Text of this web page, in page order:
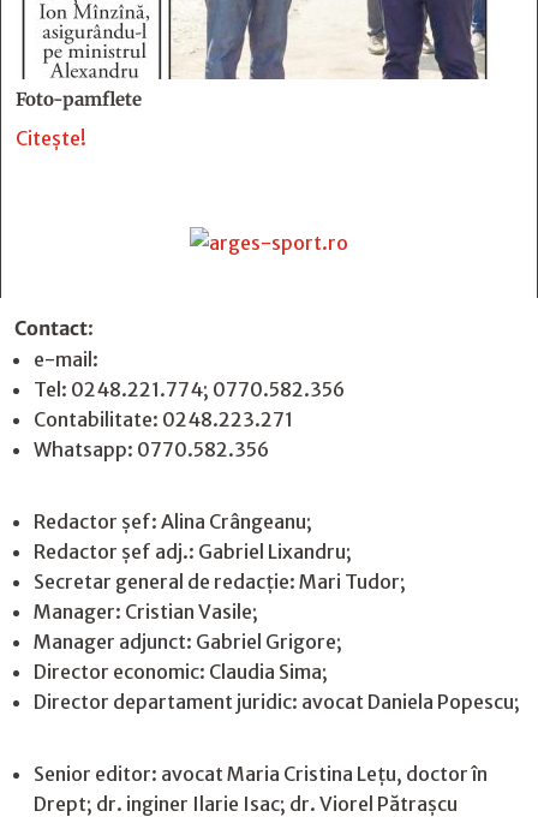
Foto-pamflete
Citește!
Contact:
e-mail:
Tel: 0248.221.774; 0770.582.356
Contabilitate: 0248.223.271
Whatsapp: 0770.582.356
Redactor șef: Alina Crângeanu;
Redactor șef adj.: Gabriel Lixandru;
Secretar general de redacție: Mari Tudor;
Manager: Cristian Vasile;
Manager adjunct: Gabriel Grigore;
Director economic: Claudia Sima;
Director departament juridic: avocat Daniela Popescu;
Senior editor: avocat Maria Cristina Leţu, doctor în
Drept; dr. inginer Ilarie Isac; dr. Viorel Pătrașcu